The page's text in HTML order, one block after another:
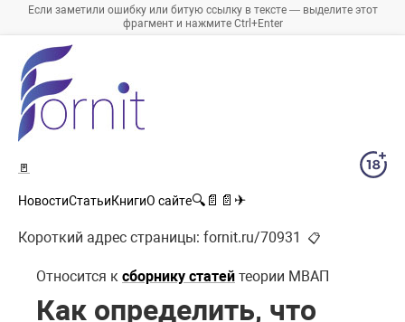
Если заметили ошибку или битую ссылку в тексте — выделите этот
фрагмент и нажмите Ctrl+Enter
🚪
НовостиСтатьиКнигиО сайте🔍 📄 📄 ✈
Короткий адрес страницы: fornit.ru/70931 📋
Относится к сборнику статей теории МВАП
Как определить, что